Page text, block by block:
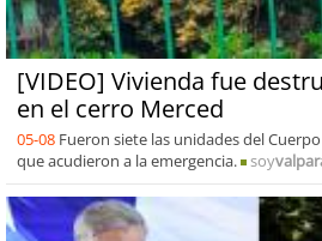
[VIDEO] Vivienda fue
en el cerro Merced
05-08 Fueron siete las unidades del
que acudieron a la emergencia.
soy